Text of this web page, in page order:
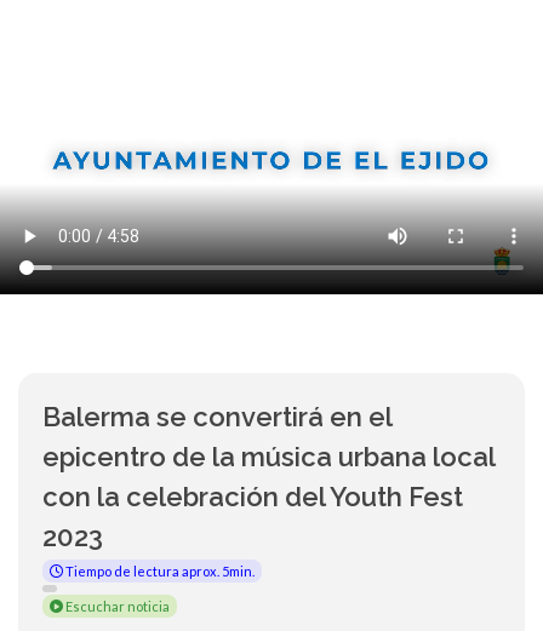
Balerma se convertirá en el
epicentro de la música urbana local
con la celebración del Youth Fest
2023
Tiempo de lectura aprox. 5min.
Escuchar noticia